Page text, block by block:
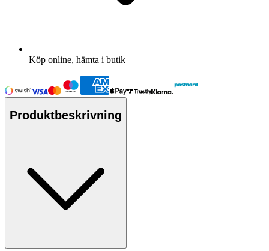
Köp online, hämta i butik
Produktbeskrivning